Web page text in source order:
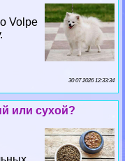
Volpe
30 07 2026 12:33:34
или сухой?